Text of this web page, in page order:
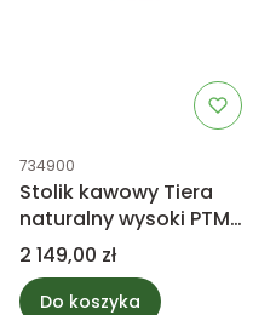
Kod produktu
734900
Stolik kawowy Tiera
naturalny wysoki PTMD
Collection
Cena
2 149,00 zł
Do koszyka